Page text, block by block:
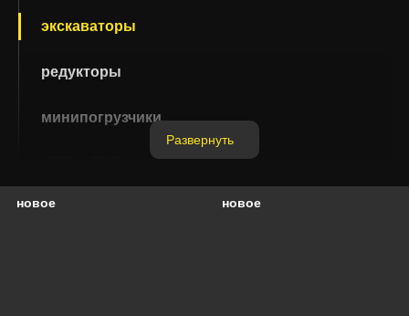
Кировец Краз
экскаваторы
редукторы
минипогрузчики
экскаваторы-погрузчики
Развернуть
новое новое